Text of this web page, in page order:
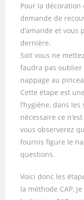
Pour la décoration
demande de
d’amande et vous
dernière.
Soit vous ne
faudra pas oublier
nappage au
Cette étape est
l’hygiène, dans
nécessaire ce
vous observerez
fournis figure le
questions.
Voici donc les
la méthode CAP,